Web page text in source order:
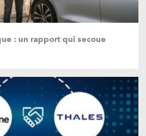
: un rapport qui secoue